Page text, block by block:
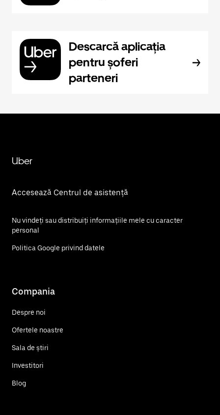
Descarcă aplicația
pentru șoferi
parteneri
Uber
Accesează Centrul de asistență
Nu vindeți sau distribuiți informațiile mele cu caracter
personal
Politica Google privind datele
Compania
Despre noi
Ofertele noastre
Sala de știri
Investitori
Blog